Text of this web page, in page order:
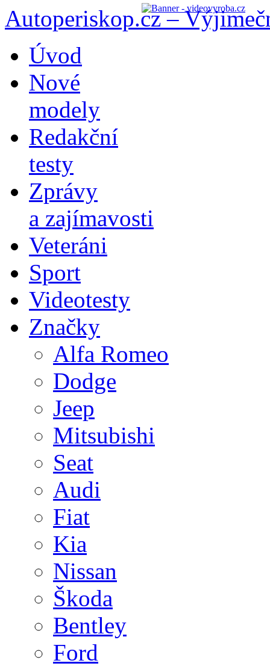
Autoperiskop.cz –
obsahu
webu
Úvod
Nové
modely
Redakční
testy
Zprávy
a zajímavosti
Veteráni
Sport
Videotesty
Značky
Alfa Romeo
Dodge
Jeep
Mitsubishi
Seat
Audi
Fiat
Kia
Nissan
Škoda
Bentley
Ford